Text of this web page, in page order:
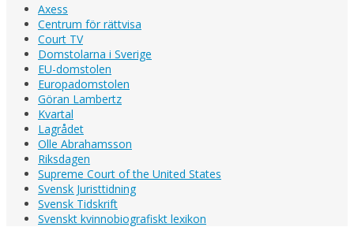
Axess
Centrum för rättvisa
Court TV
Domstolarna i Sverige
EU-domstolen
Europadomstolen
Göran Lambertz
Kvartal
Lagrådet
Olle Abrahamsson
Riksdagen
Supreme Court of the United States
Svensk Juristtidning
Svensk Tidskrift
Svenskt kvinnobiografiskt lexikon